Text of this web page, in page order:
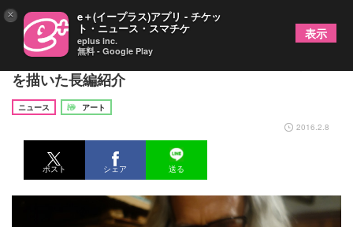
ブルース・ビックフォード個展、戦争繰り返す人間
を描いた長編紹介
ニュース
アート
2016.2.8
ポスト シェア 送る
× e＋(イープラス)アプリ - チケッ
ト・ニュース・スマチケ
eplus inc.
無料 - Google Play
表示